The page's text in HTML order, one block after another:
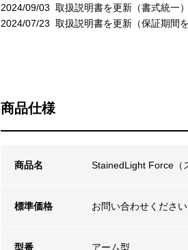
2024/09/03 取扱説明書を更新（書式統一）
2024/07/23 取扱説明書を更新（保証期間
商品仕様
商品名 StainedLight Force（
標準価格 お問い合わせください
型番
アーム型